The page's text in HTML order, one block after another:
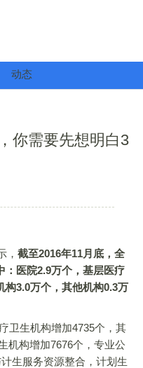
动态
你需要先想明白3
， 截至2016年11月底，全
：医院2.9万个，基层医疗
构3.0万个，其他机构0.3万
生机构增加4735个，其
机构增加7676个，专业公
生服务资源整合，计划生